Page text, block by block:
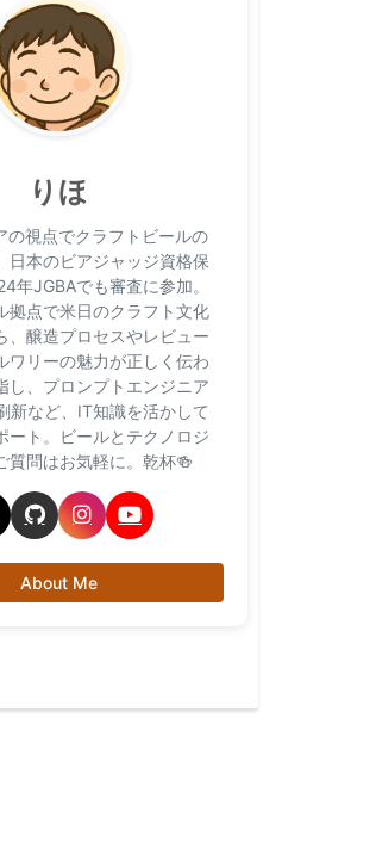
りほ
の視点でクラフトビールの
日本のビアジャッジ資格保
年JGBAでも審査に参加。
拠点で米日のクラフト文化
、醸造プロセスやレビュー
ワリーの魅力が正しく伝わ
し、プロンプトエンジニア
新など、IT知識を活かして
ート。ビールとテクノロジ
質問はお気軽に。乾杯🍻
About Me